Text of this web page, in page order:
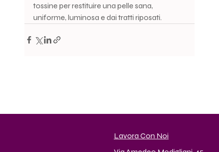
tossine per restituire una pelle sana,
uniforme, luminosa e dai tratti riposati.
Lavora Con Noi